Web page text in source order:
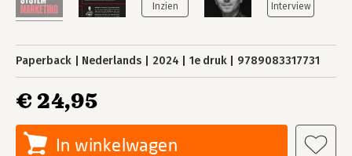
Paperback Nederlands 2024 1e druk 9789083317731
€ 24,95
In winkelwagen